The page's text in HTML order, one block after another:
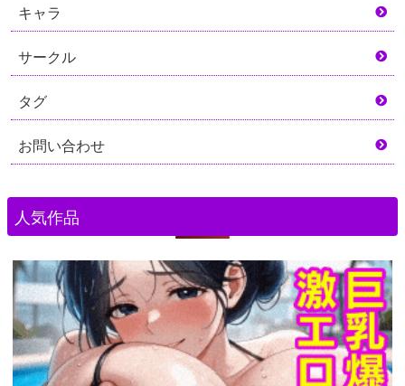
キャラ
サークル
タグ
お問い合わせ
人気作品